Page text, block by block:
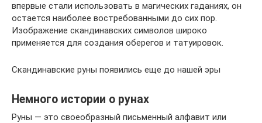
впервые стали использовать в магических гаданиях, он
остается наиболее востребованными до сих пор.
Изображение скандинавских символов широко
применяется для создания оберегов и татуировок.
Скандинавские руны появились еще до нашей эры
Немного истории о рунах
Руны — это своеобразный письменный алфавит или